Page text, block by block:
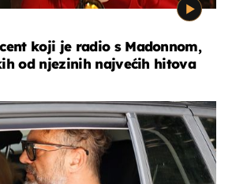
koji je radio s Madonnom,
od njezinih najvećih hitova